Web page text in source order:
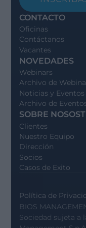
CONTACTO
Oficinas
Contáctanos
Vacantes
NOVEDADES
Webinars
Archivo de
Noticias y Eventos
Archivo de
SOBRE
Clientes
Nuestro Equipo
Dirección
Socios
Casos de Exito
BIOS
Sociedad sujeta a
Política de